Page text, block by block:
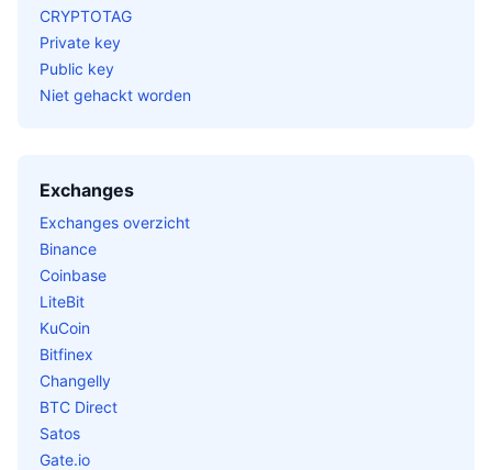
CRYPTOTAG
Private key
Public key
Niet gehackt worden
Exchanges
Exchanges overzicht
Binance
Coinbase
LiteBit
KuCoin
Bitfinex
Changelly
BTC Direct
Satos
Gate.io